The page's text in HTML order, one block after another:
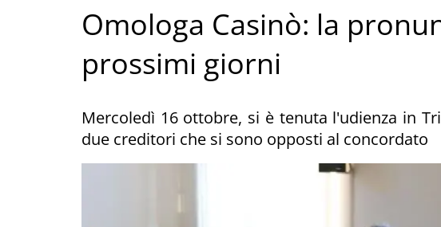
Omologa Casinò: la
prossimi giorni
Mercoledì 16 ottobre, si è tenuta l'udienza in
due creditori che si sono opposti al concordato